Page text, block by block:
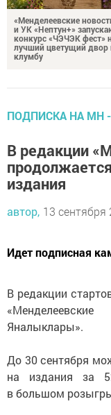
«Менделеевские
и УК «Нептун+»
конкурс «ЧЭЧЭК фест»
лучший цветущий двор
клумбу
ПОДПИСКА НА МН -
В редакции
издания
автор, 13 сентября
Идет подписная
В редакции
Яналыклары».
До 30 сентября
на издания за
в большом